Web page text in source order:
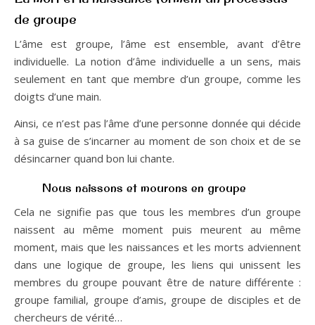
de groupe
L’âme est groupe, l’âme est ensemble, avant d’être
individuelle. La notion d’âme individuelle a un sens, mais
seulement en tant que membre d’un groupe, comme les
doigts d’une main.
Ainsi, ce n’est pas l’âme d’une personne donnée qui décide
à sa guise de s’incarner au moment de son choix et de se
désincarner quand bon lui chante.
Nous naissons et mourons en groupe
Cela ne signifie pas que tous les membres d’un groupe
naissent au même moment puis meurent au même
moment, mais que les naissances et les morts adviennent
dans une logique de groupe, les liens qui unissent les
membres du groupe pouvant être de nature différente :
groupe familial, groupe d’amis, groupe de disciples et de
chercheurs de vérité…